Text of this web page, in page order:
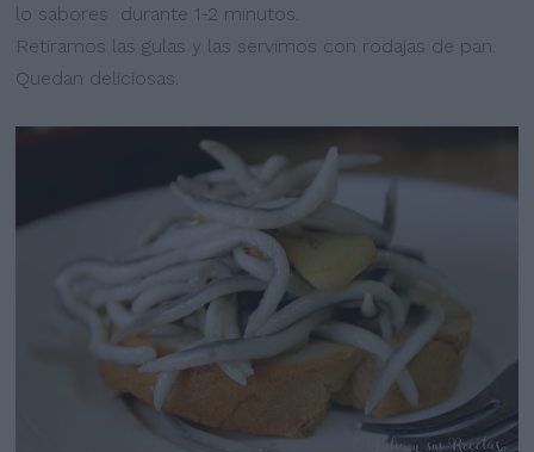
lo sabores durante 1-2 minutos.
Retiramos las gulas y las servimos con rodajas de pan.
Quedan deliciosas.